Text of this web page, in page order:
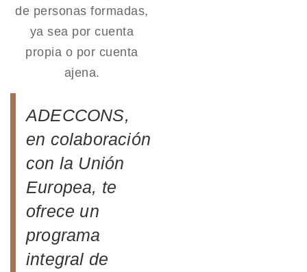
de personas formadas,
ya sea por cuenta
propia o por cuenta
ajena.
ADECCONS,
en colaboración
con la Unión
Europea, te
ofrece un
programa
integral de